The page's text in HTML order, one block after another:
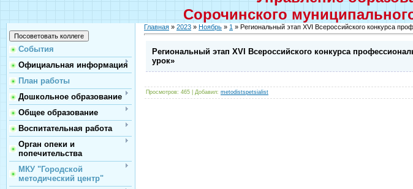
Сорочинского
События
Официальная информация
План работы
Дошкольное образование
Общее образование
Воспитательная работа
Орган опеки и
попечительства
МКУ "Городской
методический центр"
Главная » 2023 » Ноябрь » 1 » Региональный этап XVI Всероссийского конкурса
Региональный этап XVI Всероссийского конкурса
урок»
Просмотров: 465 | Добавил: metodistspetsialist